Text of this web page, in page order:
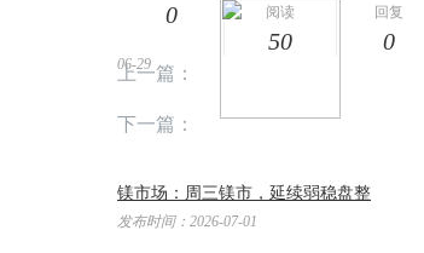
14:34
0 阅读
50
回复
0
上一篇：
06-29
下一篇：
镁市场：周三镁市，延续弱稳盘整
发布时间：2026-07-01